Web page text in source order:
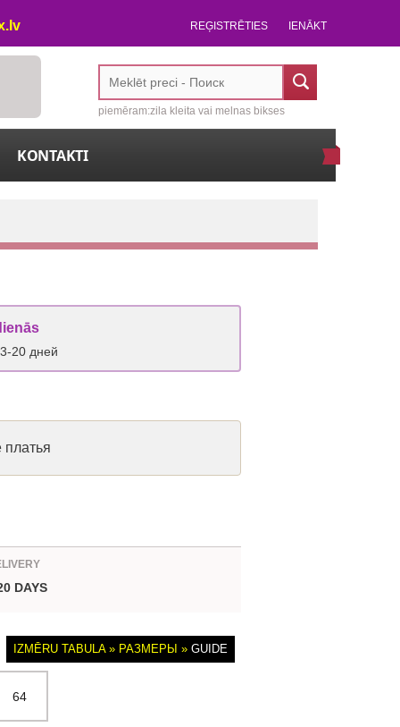
REĢISTRĒTIES IENĀKT
piemēram:zila kleita vai melnas bikses
KONTAKTI
20 дней
DAYS
IZMĒRU TABULA » РАЗМЕРЫ » GUIDE
64